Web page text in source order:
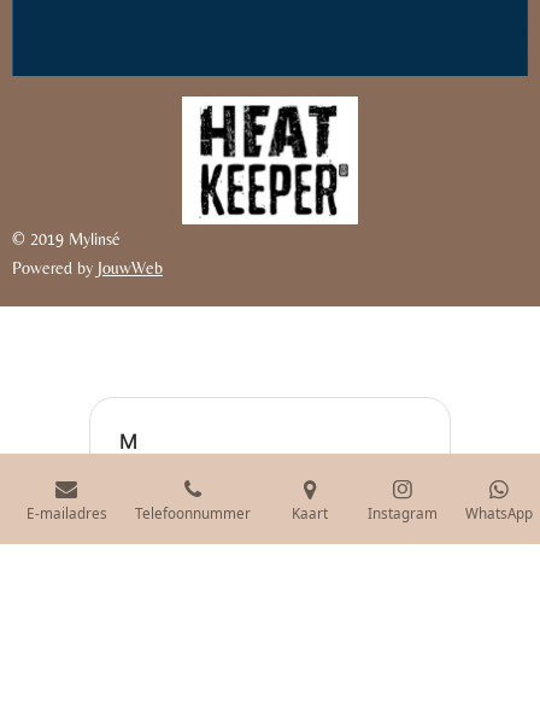
© 2019 Mylinsé
Powered by JouwWeb
E-mailadres Telefoonnummer Kaart Instagram WhatsApp